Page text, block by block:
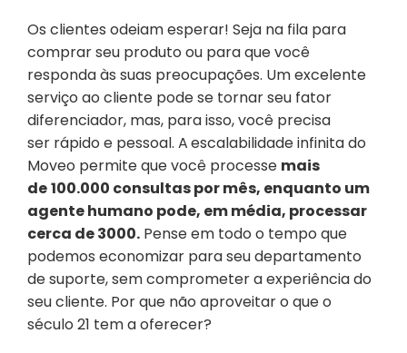
Os clientes odeiam esperar! Seja na fila para
comprar seu produto ou para que você
responda às suas preocupações. Um excelente
serviço ao cliente pode se tornar seu fator
diferenciador, mas, para isso, você precisa
ser rápido e pessoal. Aescalabilidade infinita do
Moveo permite que você processe mais
de100.000 consultas por mês, enquanto um
agente humano pode, em média, processar
cerca de 3000. Pense em todo o tempo que
podemos economizar para seu departamento
de suporte, sem comprometer a experiência do
seu cliente. Por que não aproveitar o que o
século 21 tem a oferecer?